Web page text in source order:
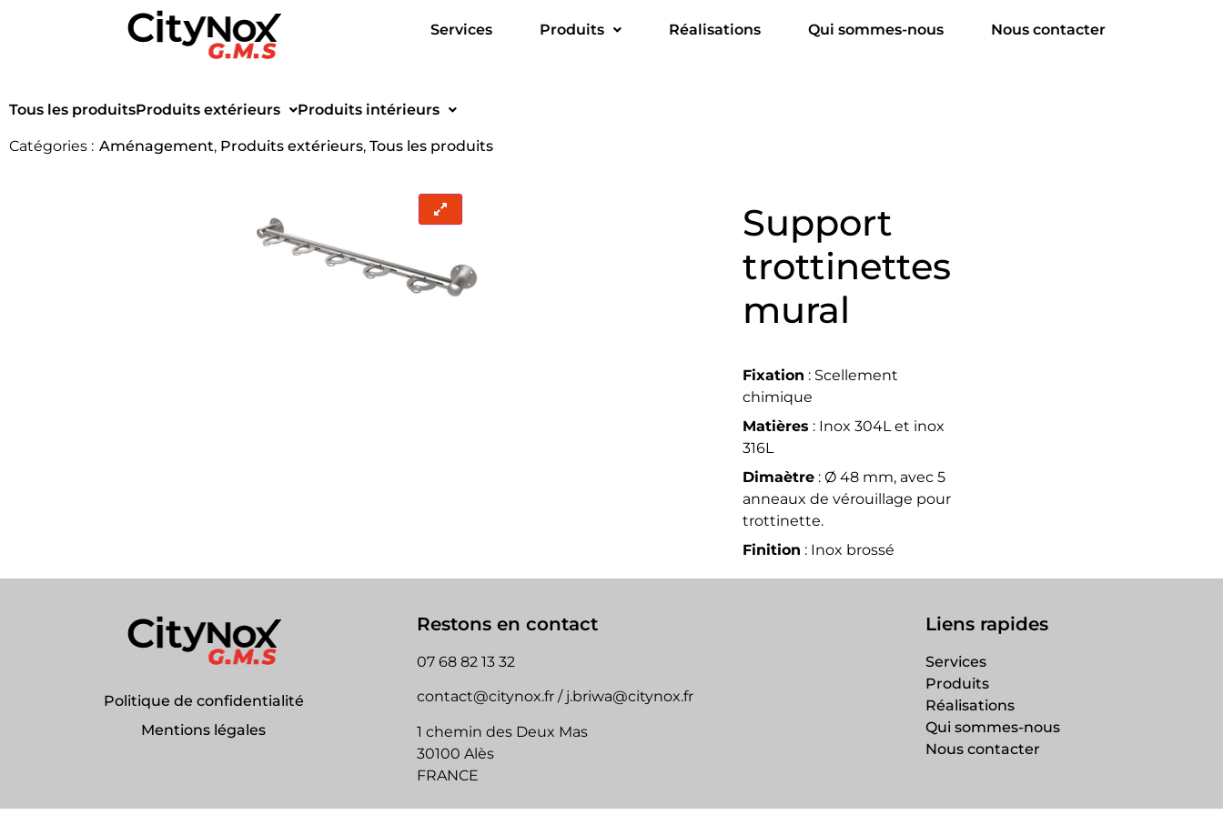
Services Produits Réalisations Qui sommes-nous Nous contacter
Tous les produitsProduits extérieurs Produits intérieurs
Catégories : Aménagement, Produits extérieurs, Tous les produits
Support
trottinettes
mural
Fixation : Scellement
chimique
Matières : Inox 304L et inox
316L
Dimaètre : Ø 48 mm, avec 5
anneaux de vérouillage pour
trottinette.
Finition : Inox brossé
Politique de confidentialité
Mentions légales
Restons en contact
07 68 82 13 32
contact@citynox.fr / j.briwa@citynox.fr
1 chemin des Deux Mas
30100 Alès
FRANCE
Liens rapides
Services
Produits
Réalisations
Qui sommes-nous
Nous contacter